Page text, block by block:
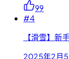
99
#4
【滑雪】新
2025年2月5